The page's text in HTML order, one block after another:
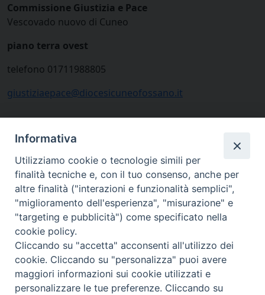
Commissione Giustizia e Pace
Vescovado nuovo di Cuneo
piano terra ovest
telefono 01711988805
giustiziaepace@diocesicuneofossano.it
via Amedeo Rossi, 28 - 12100 Cuneo
segreteriagenerale@diocesicuneofossano.it
c.f. 96017380047
Informativa
Utilizziamo cookie o tecnologie simili per
finalità tecniche e, con il tuo consenso, anche per
altre finalità ("interazioni e funzionalità semplici",
"miglioramento dell'esperienza", "misurazione" e
"targeting e pubblicità") come specificato nella
cookie policy.
Cliccando su "accetta" acconsenti all'utilizzo dei
cookie. Cliccando su "personalizza" puoi avere
maggiori informazioni sui cookie utilizzati e
personalizzare le tue preferenze. Cliccando su